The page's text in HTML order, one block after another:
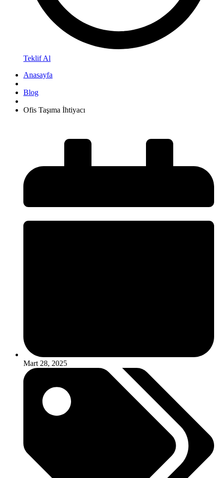
Teklif Al
Anasayfa
Blog
Ofis Taşıma İhtiyacı
Mart 28, 2025